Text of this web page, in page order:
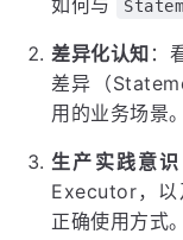
如何与
差异化认知 ：
差异（
用的业务场景。
生产实践意识
Executor，以
正确使用方式。